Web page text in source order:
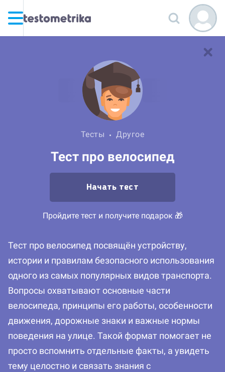
Тесты Другое
Тест про велосипед
Начать тест
Пройдите тест и получите подарок 🎁
Тест про велосипед посвящён устройству,
истории и правилам безопасного использования
одного из самых популярных видов транспорта.
Вопросы охватывают основные части
велосипеда, принципы его работы, особенности
движения, дорожные знаки и важные нормы
поведения на улице. Такой формат помогает не
просто вспомнить отдельные факты, а увидеть
тему целостно и связать знания с